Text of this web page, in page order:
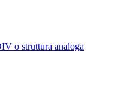
o struttura analoga